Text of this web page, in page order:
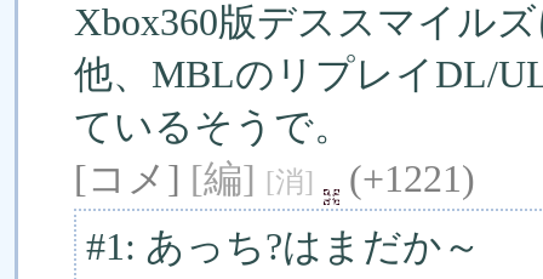
Xbox360版デススマイル
他、MBLのリプレイDL/
ているそうで。
[コメ] [編] [消]
(+1221)
#1: あっち?はまだか～